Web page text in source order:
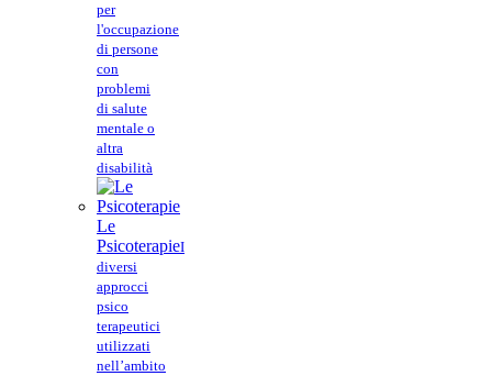
per
l'occupazione
di persone
con
problemi
di salute
mentale o
altra
disabilità
Le
PsicoterapieI
diversi
approcci
psico
terapeutici
utilizzati
nell’ambito